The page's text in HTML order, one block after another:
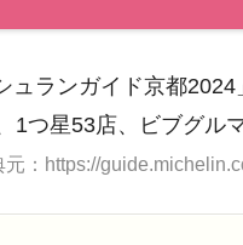
ュランガイド京都
1つ星53店、ビブグル
元：https://